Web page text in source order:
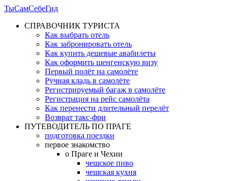
ТыСамСебеГид
СПРАВОЧНИК ТУРИСТА
Как выбрать отель
Как забронировать отель
Как купить дешевые авабилеты
Как оформить шенгенскую визу
Первый полёт на самолёте
Ручная кладь в самолёте
Регистрируемый багаж в самолёте
Регистрация на рейс самолёта
Как перенести длительный перелёт
Возврат такс-фри
ПУТЕВОДИТЕЛЬ ПО ПРАГЕ
подготовка поездки
первое знакомство
о Праге и Чехии
чешское пиво
чешская кухня